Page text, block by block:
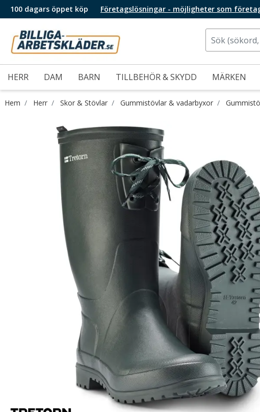
100 dagars öppet köp Företagslösningar - möjligheter som
HERR DAM BARN TILLBEHÖR & SKYDD MÄRKEN
Hem Herr Skor & Stövlar Gummistövlar & vadarbyxor